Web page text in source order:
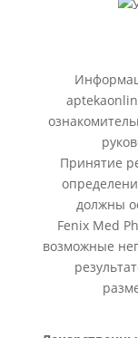
Принятие
должны
Fenix Med
возможные